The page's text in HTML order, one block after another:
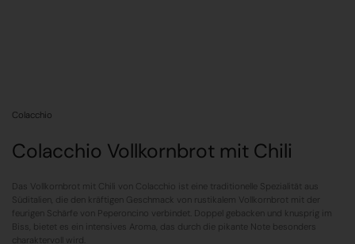
Colacchio
Colacchio Vollkornbrot mit Chili
Das Vollkornbrot mit Chili von Colacchio ist eine traditionelle Spezialität aus
Süditalien, die den kräftigen Geschmack von rustikalem Vollkornbrot mit der
feurigen Schärfe von Peperoncino verbindet. Doppel gebacken und knusprig im
Biss, bietet es ein intensives Aroma, das durch die pikante Note besonders
charaktervoll wird.